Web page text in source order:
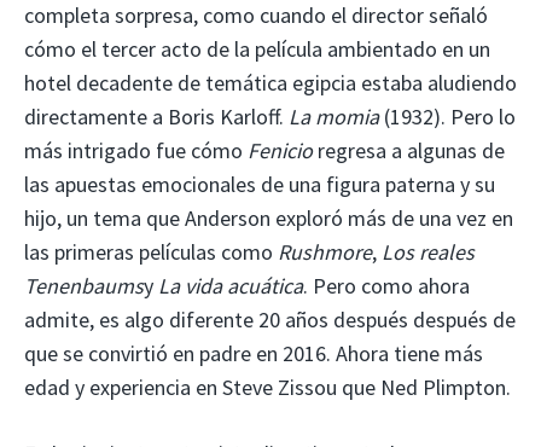
completa sorpresa, como cuando el director señaló
cómo el tercer acto de la película ambientado en un
hotel decadente de temática egipcia estaba aludiendo
directamente a Boris Karloff. La momia(1932). Pero lo
más intrigado fue cómo Fenicioregresa a algunas de
las apuestas emocionales de una figura paterna y su
hijo, un tema que Anderson exploró más de una vez en
las primeras películas como Rushmore, Los reales
Tenenbaumsy La vida acuática. Pero como ahora
admite, es algo diferente 20 años después después de
que se convirtió en padre en 2016. Ahora tiene más
edad y experiencia en Steve Zissou que Ned Plimpton.